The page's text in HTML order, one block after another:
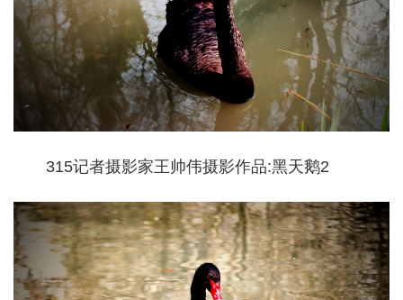
315记者摄影家王帅伟摄影作品:黑天鹅2